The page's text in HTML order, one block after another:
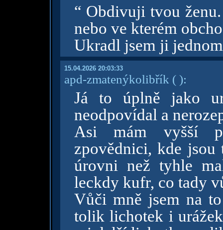
“ Obdivuji tvou
nebo ve kterém
Ukradl jsem ji
15.04.2026 20:03:33
apd-zmatenýkolibřík ( ):
Já to úplně jako
neodpovídal a
Asi mám vyšší
zpovědnici, kde
úrovni než tyhle
leckdy kufr, co tady
Vůči mně jsem na
tolik lichotek i